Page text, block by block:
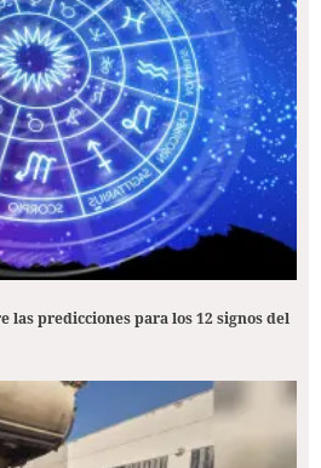
las predicciones para los 12 signos del